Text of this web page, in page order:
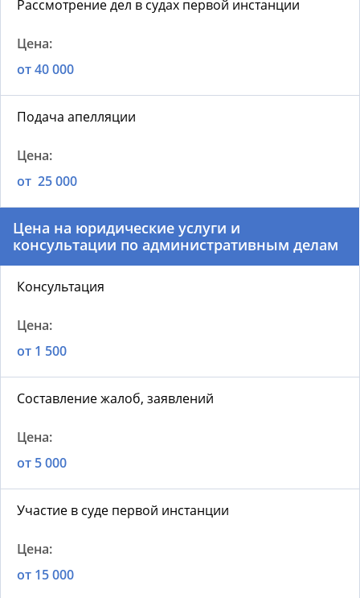
Рассмотрение дел в судах первой инстанции
от 40 000
Подача апелляции
от 25 000
Цена на юридические услуги и
консультации по административным делам
Консультация
от 1 500
Составление жалоб, заявлений
от 5 000
Участие в суде первой инстанции
от 15 000